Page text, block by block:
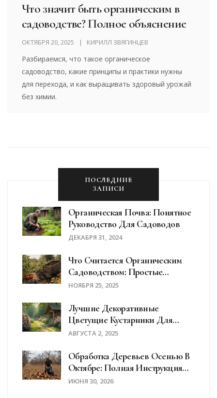
Что значит быть органическим в
садоводстве? Полное объяснение
ОКТЯБРЯ 20, 2025 КИРИЛЛ ЗВЯГИНЦЕВ
Разбираемся, что такое органическое
садоводство, какие принципы и практики нужны
для перехода, и как выращивать здоровый урожай
без химии.
ПОСЛЕДНИЕ
ЗАПИСИ
Органическая Почва: Понятное
Руководство Для Садоводов
ДЕКАБРЯ 31, 2024
Что Считается Органическим
Садоводством: Простые
Правила Без Химии
НОЯБРЯ 25, 2025
Лучшие Декоративные
Цветущие Кустарники Для
Сада: Подбор, Уход, Секреты
АВГУСТА 2, 2025
Обработка Деревьев Осенью В
Октябре: Полная Инструкция
По Защите От Болезней И
ИЮНЯ 30, 2026